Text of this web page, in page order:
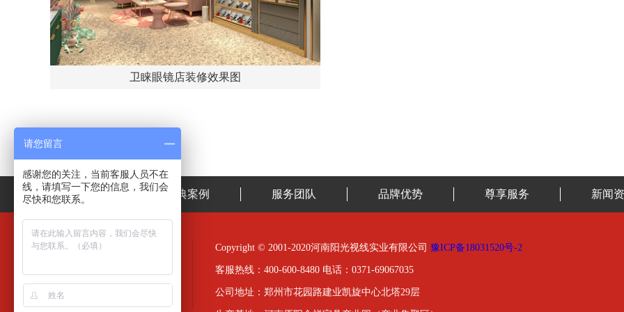
卫睐眼镜店装修效果图
首页 经典案例 服务团队 品牌优势 尊享服务 新闻
Copyright © 2001-2020河南阳光视线实业有限公司 豫ICP备18031520号-2
客服热线：400-600-8480 电话：0371-69067035
公司地址：郑州市花园路建业凯旋中心北塔29层
请您留言
感谢您的关注，当前客服人员不在
线，请填写一下您的信息，我们会
尽快和您联系。